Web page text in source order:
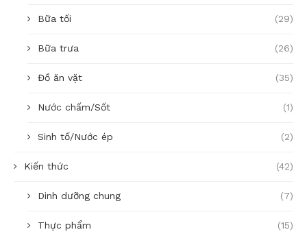
Bữa tối (29)
Bữa trưa (26)
Đồ ăn vặt (35)
Nước chấm/Sốt (1)
Sinh tố/Nước ép (2)
Kiến thức (42)
Dinh dưỡng chung (7)
Thực phẩm (15)